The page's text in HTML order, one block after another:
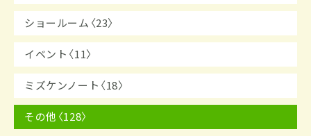
ショールーム〈23〉
イベント〈11〉
ミズケンノート〈18〉
その他〈128〉